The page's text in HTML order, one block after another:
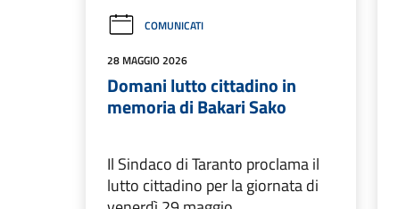
COMUNICATI
28 MAGGIO 2026
Domani lutto cittadino in
memoria di Bakari Sako
Il Sindaco di Taranto proclama il
lutto cittadino per la giornata di